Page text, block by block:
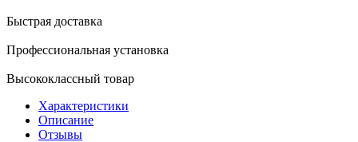
Быстрая доставка
Профессиональная установка
Высококлассный товар
Характеристики
Описание
Отзывы